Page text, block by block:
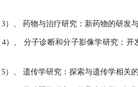
3）、 药物与治疗研究：新药物的研发
4）、
分子诊断和分子影像学研究：
5）、 遗传学研究：探索与遗传学相关